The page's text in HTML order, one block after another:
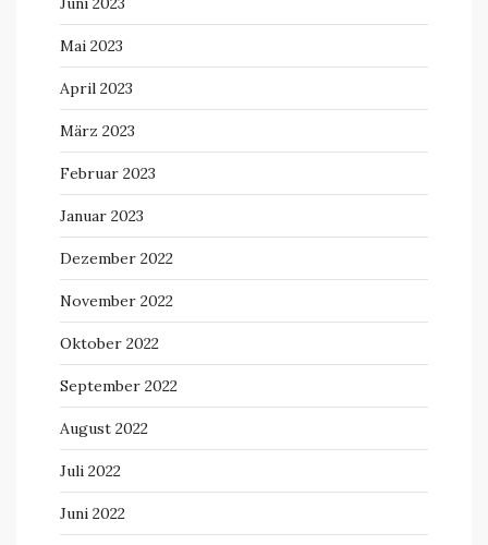
Mai 2023
April 2023
März 2023
Februar 2023
Januar 2023
Dezember 2022
November 2022
Oktober 2022
September 2022
August 2022
Juli 2022
Juni 2022